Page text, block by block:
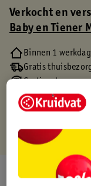
Verkocht en
Baby en Tiener
Binnen 1
Gratis
Gratis
Gratis punten
Over dit